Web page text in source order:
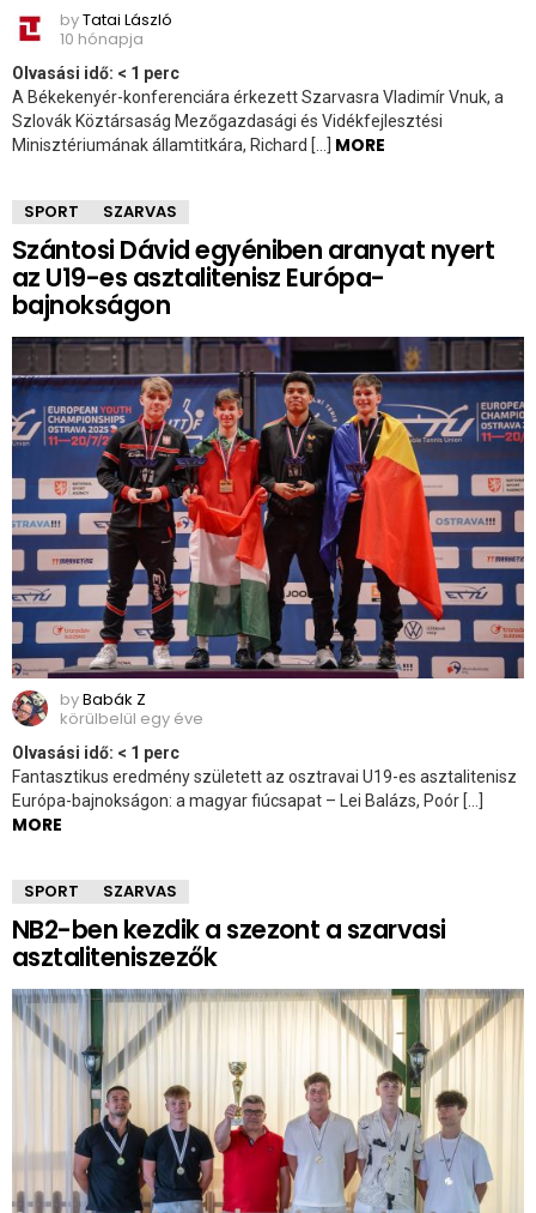
byTatai László
10 hónapja
Olvasási idő: < 1 perc
A Békekenyér-konferenciára érkezett Szarvasra Vladimír Vnuk, a
Szlovák Köztársaság Mezőgazdasági és Vidékfejlesztési
Minisztériumának államtitkára, Richard […] MORE
SPORT SZARVAS
Szántosi Dávid egyéniben aranyat nyert
az U19-es asztalitenisz Európa-
bajnokságon
byBabák Z
körülbelül egy éve
Olvasási idő: < 1 perc
Fantasztikus eredmény született az osztravai U19-es asztalitenisz
Európa-bajnokságon: a magyar fiúcsapat – Lei Balázs, Poór […]
MORE
SPORT SZARVAS
NB2-ben kezdik a szezont a szarvasi
asztaliteniszezők